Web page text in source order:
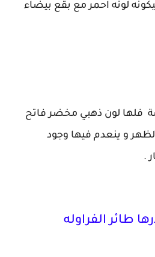
لونه احمر مع بقع بيضاء
فلها لون ذهبي مخضر فاتح
و ينعدم فيها وجود
.
طائر الفراوله